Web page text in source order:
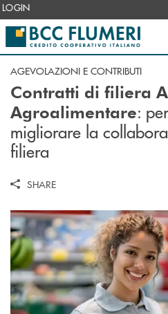
Salta al contenuto principale
LOGIN
AGEVOLAZIONI E CONTRIBUTI
Contratti di filiera
Agroalimentare:
migliorare la
filiera
SHARE